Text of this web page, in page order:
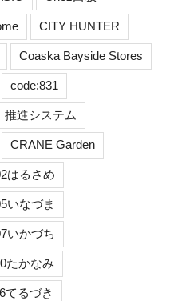
CITY HUNTER
Coaska Bayside Stores
code:831
進システム
CRANE Garden
はるさめ
いなづま
いかづち
たかなみ
てるづき